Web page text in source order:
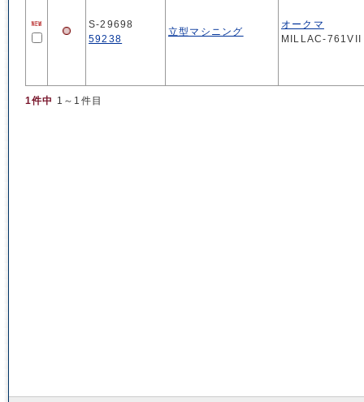
1件中 1～1件目
S-29698
59238
立型マシニング
オークマ
MILLAC-761VII